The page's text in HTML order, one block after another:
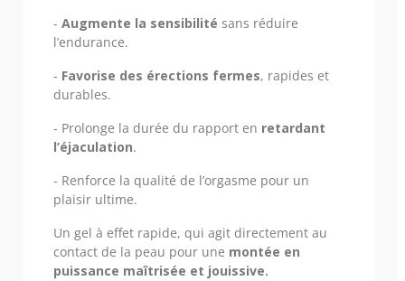
- Augmente la sensibilité sans réduire
l’endurance.
- Favorise des érections fermes, rapides et
durables.
- Prolonge la durée du rapport en retardant
l’éjaculation.
- Renforce la qualité de l’orgasme pour un
plaisir ultime.
Un gel à effet rapide, qui agit directement au
contact de la peau pour une montée en
puissance maîtrisée et jouissive.